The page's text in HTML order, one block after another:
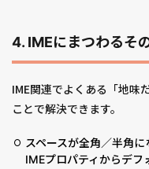
4. IMEにまつわるそ
IME関連でよくある「地味
ことで解決できます。
スペースが全角／半角に
IMEプロパティからデフ